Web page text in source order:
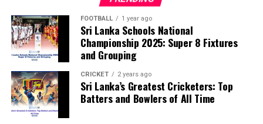
According to the lawmakers, support for the initiative is
growing, with 35 members of the European Parliament
already backing the proposal.
“The beauty of sport lies in the consistent and
transparent application of its rules,” the statement said.
“When political influence determines who is eligible to
compete, the principle of fairness is fundamentally
weakened.”
FOOTBALL 1 year ago
Sri Lanka Schools National
Championship 2025: Super 8 Fixtures
and Grouping
CRICKET 2 years ago
Sri Lanka’s Greatest Cricketers: Top
Batters and Bowlers of All Time